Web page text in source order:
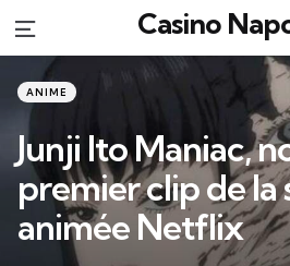
Menu Casino
Categories
Posted
in
ANIME
Junji Ito Maniac,
premier clip de la
animée Netflix